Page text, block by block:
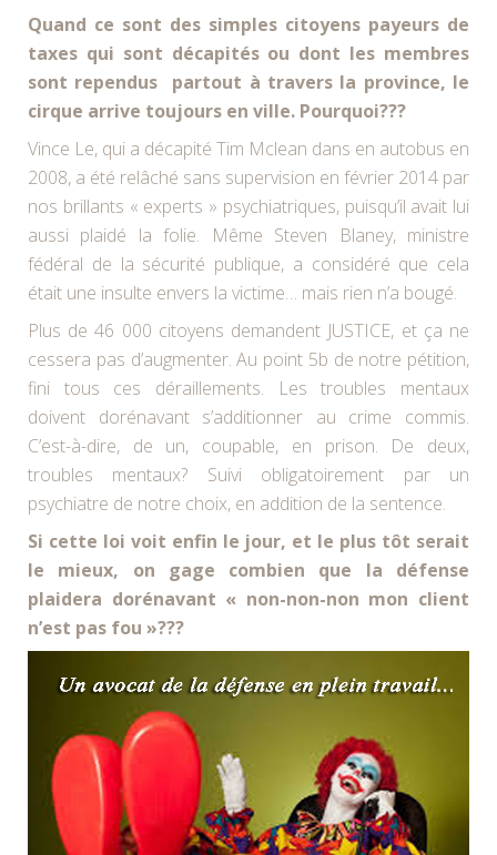
Quand ce sont des simples citoyens payeurs de
taxes qui sont décapités ou dont les membres
sont rependus partout à travers la province, le
cirque arrive toujours en ville. Pourquoi???
Vince Le, qui a décapité Tim Mclean dans en autobus en
2008, a été relâché sans supervision en février 2014 par
nos brillants « experts » psychiatriques, puisqu’il avait lui
aussi plaidé la folie. Même Steven Blaney, ministre
fédéral de la sécurité publique, a considéré que cela
était une insulte envers la victime… mais rien n’a bougé.
Plus de 46 000 citoyens demandent JUSTICE, et ça ne
cessera pas d’augmenter. Au point 5b de notre pétition,
fini tous ces déraillements. Les troubles mentaux
doivent dorénavant s’additionner au crime commis.
C’est-à-dire, de un, coupable, en prison. De deux,
troubles mentaux? Suivi obligatoirement par un
psychiatre de notre choix, en addition de la sentence.
Si cette loi voit enfin le jour, et le plus tôt serait
le mieux, on gage combien que la défense
plaidera dorénavant « non-non-non mon client
n’est pas fou »???